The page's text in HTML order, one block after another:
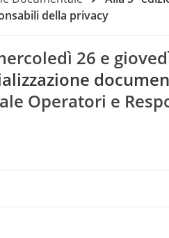
della privacy
26 e
Operatori e